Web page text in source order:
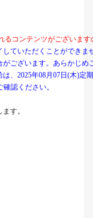
コンテンツがございます
していただくことができま
ございます。あらかじめ
、2025年08月07日(木)定
認ください。
す。